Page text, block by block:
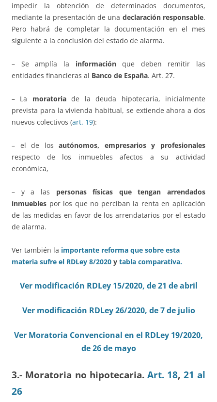
impedir la obtención de determinados documentos,
mediante la presentación de una declaración responsable.
Pero habrá de completar la documentación en el mes
siguiente a la conclusión del estado de alarma.
– Se amplía la informaciónque deben remitir las
entidades financieras al Banco de España. Art. 27.
– La moratoriade la deuda hipotecaria, inicialmente
prevista para la vivienda habitual, se extiende ahora a dos
nuevos colectivos (art. 19):
– el de losautónomos, empresarios y profesionales
respecto de los inmuebles afectos a su actividad
económica,
– y a las personas físicas que tengan arrendados
inmuebles por los que no perciban la renta en aplicación
de las medidas en favor de los arrendatarios por el estado
de alarma.
Ver también la importante reforma que sobre esta
materia sufre el RDLey 8/2020 y tabla comparativa.
Ver modificación RDLey 15/2020, de 21 de abril
Ver modificación RDLey 26/2020, de 7 de julio
Ver Moratoria Convencional en el RDLey 19/2020,
de 26 de mayo
3.- Moratoria no hipotecaria.Art. 18, 21 al
26